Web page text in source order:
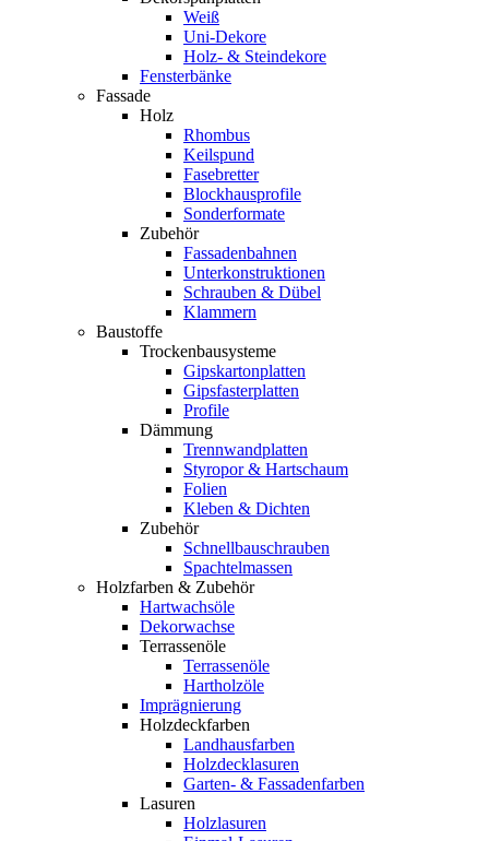
Weiß
Uni-Dekore
Holz- & Steindekore
Fensterbänke
Fassade
Holz
Rhombus
Keilspund
Fasebretter
Blockhausprofile
Sonderformate
Zubehör
Fassadenbahnen
Unterkonstruktionen
Schrauben & Dübel
Klammern
Baustoffe
Trockenbausysteme
Gipskartonplatten
Gipsfasterplatten
Profile
Dämmung
Trennwandplatten
Styropor & Hartschaum
Folien
Kleben & Dichten
Zubehör
Schnellbauschrauben
Spachtelmassen
Holzfarben & Zubehör
Hartwachsöle
Dekorwachse
Terrassenöle
Terrassenöle
Hartholzöle
Imprägnierung
Holzdeckfarben
Landhausfarben
Holzdecklasuren
Garten- & Fassadenfarben
Lasuren
Holzlasuren